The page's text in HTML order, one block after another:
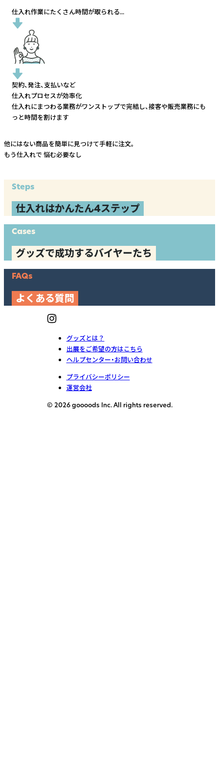
仕入れ作業にたくさん時間が取られる...
契約、発注、支払いなど
仕入れプロセスが効率化
仕入れにまつわる業務がワンストップで完結し、接客や販売業務にも
っと時間を割けます
他にはない商品を簡単に見つけて手軽に注文。
もう仕入れで 悩む必要なし
Steps
仕入れはかんたん4ステップ
Cases
グッズで成功するバイヤーたち
FAQs
よくある質問
グッズとは？
出展をご希望の方はこちら
ヘルプセンター・お問い合わせ
プライバシーポリシー
運営会社
© 2026 goooods Inc. All rights reserved.